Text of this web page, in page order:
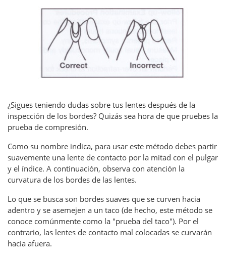
¿Sigues teniendo dudas sobre tus lentes después de la
inspección de los bordes? Quizás sea hora de que pruebes la
prueba de compresión.
Como su nombre indica, para usar este método debes partir
suavemente una lente de contacto por la mitad con el pulgar
y el índice. A continuación, observa con atención la
curvatura de los bordes de las lentes.
Lo que se busca son bordes suaves que se curven hacia
adentro y se asemejen a un taco (de hecho, este método se
conoce comúnmente como la "prueba del taco"). Por el
contrario, las lentes de contacto mal colocadas se curvarán
hacia afuera.